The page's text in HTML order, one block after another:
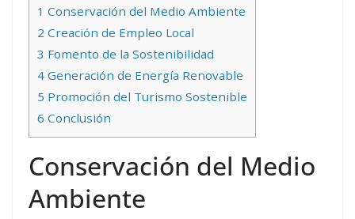
1 Conservación del Medio Ambiente
2 Creación de Empleo Local
3 Fomento de la Sostenibilidad
4 Generación de Energía Renovable
5 Promoción del Turismo Sostenible
6 Conclusión
Conservación del Medio
Ambiente